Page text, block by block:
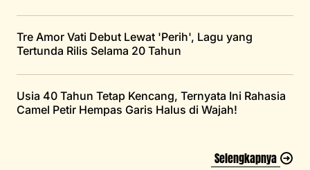
Tre Amor Vati Debut Lewat 'Perih', Lagu yang
Tertunda Rilis Selama 20 Tahun
Usia 40 Tahun Tetap Kencang, Ternyata Ini Rahasia
Camel Petir Hempas Garis Halus di Wajah!
Selengkapnya